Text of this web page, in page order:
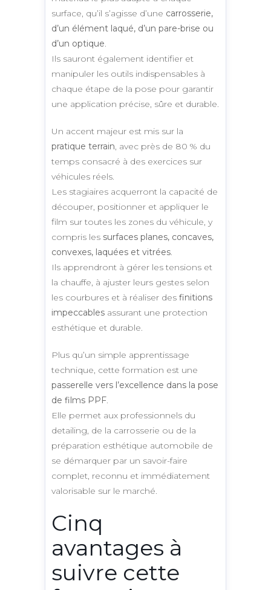
surface, qu’il s’agisse d’une carrosserie,
d’un élément laqué, d’un pare-brise ou
d’un optique.
Ils sauront également identifier et
manipuler les outils indispensables à
chaque étape de la pose pour garantir
une application précise, sûre et durable.
Un accent majeur est mis sur la
pratique terrain, avec près de 80 % du
temps consacré à des exercices sur
véhicules réels.
Les stagiaires acquerront la capacité de
découper, positionner et appliquer le
film sur toutes les zones du véhicule, y
compris les surfaces planes, concaves,
convexes, laquées et vitrées.
Ils apprendront à gérer les tensions et
la chauffe, à ajuster leurs gestes selon
les courbures et à réaliser des finitions
impeccables assurant une protection
esthétique et durable.
Plus qu’un simple apprentissage
technique, cette formation est une
passerelle vers l’excellence dans la pose
de films PPF.
Elle permet aux professionnels du
detailing, de la carrosserie ou de la
préparation esthétique automobile de
se démarquer par un savoir-faire
complet, reconnu et immédiatement
valorisable sur le marché.
Cinq
avantages à
suivre cette